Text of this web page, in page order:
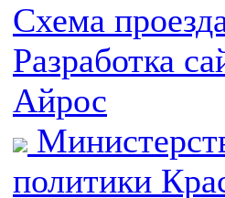
Схема
Разработка
Айрос
политики